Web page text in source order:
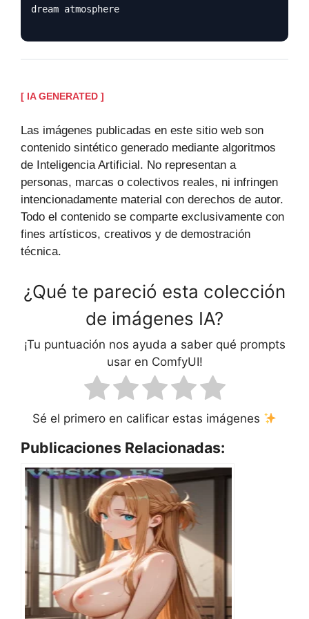
dream atmosphere
[ IA GENERATED ]
Las imágenes publicadas en este sitio web son
contenido sintético generado mediante algoritmos
de Inteligencia Artificial. No representan a
personas, marcas o colectivos reales, ni infringen
intencionadamente material con derechos de autor.
Todo el contenido se comparte exclusivamente con
fines artísticos, creativos y de demostración
técnica.
¿Qué te pareció esta colección
de imágenes IA?
¡Tu puntuación nos ayuda a saber qué prompts
usar en ComfyUI!
Sé el primero en calificar estas imágenes
Publicaciones Relacionadas: